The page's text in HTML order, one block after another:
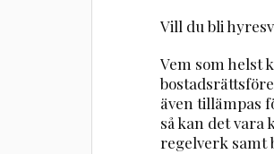
Vill du bli
Vem som helst
även tillämpas
så kan det vara
regelverk samt